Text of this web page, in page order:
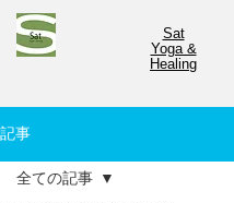
Sat
Yoga &
Healing
記事
全ての記事